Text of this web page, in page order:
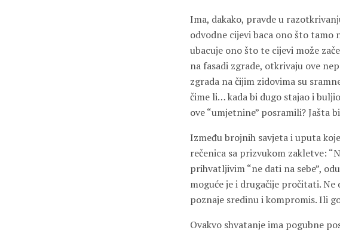
Ima, dakako, pravde u
odvodne cijevi baca ono što tamo
ubacuje ono što te cijevi može
na fasadi zgrade, otkrivaju ove
zgrada na čijim zidovima su
čime li… kada bi dugo stajao i
ove “umjetnine” posramili? Jašta
Između brojnih savjeta i uputa
rečenica sa prizvukom zakletve:
prihvatljivim “ne dati na sebe”,
moguće je i drugačije pročitati.
poznaje sredinu i kompromis. Ili
Ovakvo shvatanje ima pogubne